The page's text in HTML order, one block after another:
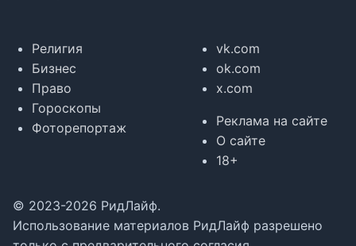
Религия
Бизнес
Право
Гороскопы
Фоторепортаж
vk.com
ok.com
x.com
Реклама на сайте
О сайте
18+
© 2023-2026 РидЛайф.
Использование материалов РидЛайф разрешено